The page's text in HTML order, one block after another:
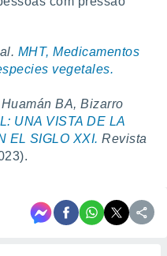
MHT, Medicamentos
vegetales.
BA, Bizarro
UNA VISTA DE LA
EL SIGLO XXI. Revista